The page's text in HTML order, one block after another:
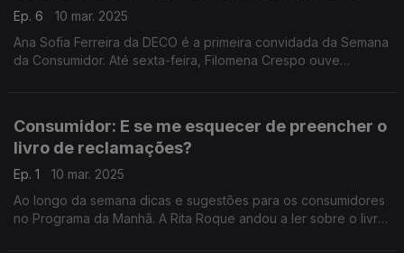
Ep. 6
10 mar. 2025
Ana Sofia Ferreira da DECO é a primeira convidada da Semana
da Consumidor. Até sexta-feira, Filomena Crespo ouve
Consumidor: E se me esquecer de preencher o
livro de reclamações?
Ep. 1
10 mar. 2025
Ao longo da semana dicas e sugestões para os consumidores
no Programa da Manhã. A Rita Roque andou a ler sobre o livro